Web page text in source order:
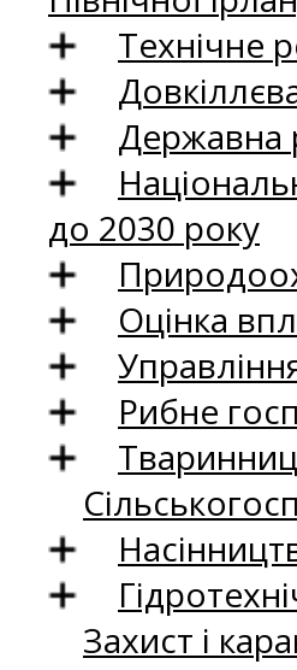
Технічне
Державна
до 2030 року
Оцінка
Рибне
Захист і